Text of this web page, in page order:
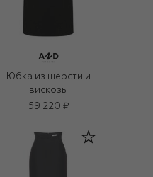
Юбка из шерсти и
вискозы
59 220 ₽